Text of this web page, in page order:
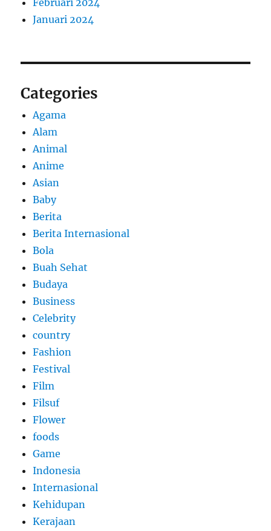
Februari 2024
Januari 2024
Categories
Agama
Alam
Animal
Anime
Asian
Baby
Berita
Berita Internasional
Bola
Buah Sehat
Budaya
Business
Celebrity
country
Fashion
Festival
Film
Filsuf
Flower
foods
Game
Indonesia
Internasional
Kehidupan
Kerajaan